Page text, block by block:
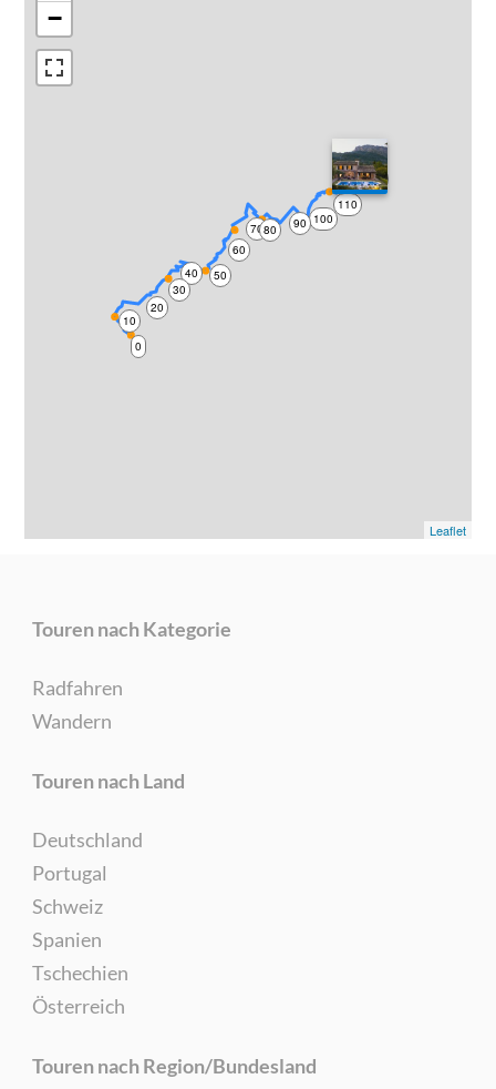
0
10
20
30
40 50
60
7080 90 100
110
120
−
Leaflet
Touren nach Kategorie
Radfahren
Wandern
Touren nach Land
Deutschland
Portugal
Schweiz
Spanien
Tschechien
Österreich
Touren nach Region/Bundesland